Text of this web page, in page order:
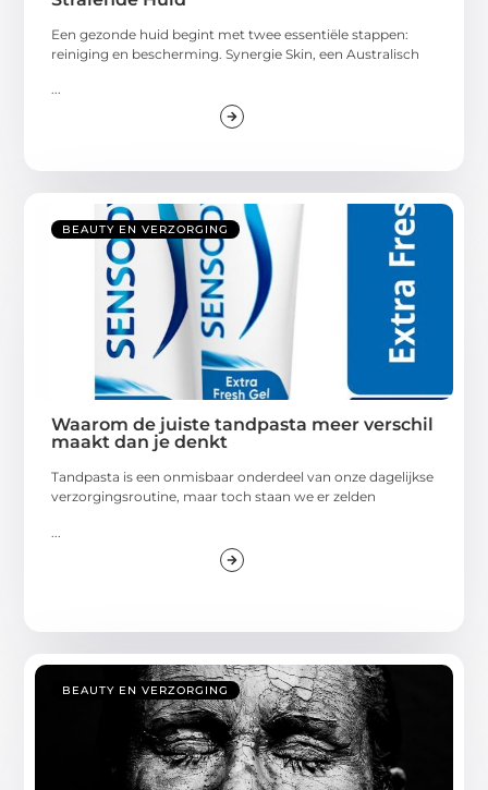
Een gezonde huid begint met twee essentiële stappen:
reiniging en bescherming. Synergie Skin, een Australisch
...
BEAUTY EN VERZORGING
Waarom de juiste tandpasta meer verschil
maakt dan je denkt
Tandpasta is een onmisbaar onderdeel van onze dagelijkse
verzorgingsroutine, maar toch staan we er zelden
BEAUTY EN VERZORGING